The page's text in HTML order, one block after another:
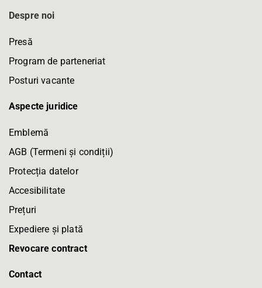
Despre noi
Presă
Program de parteneriat
Posturi vacante
Aspecte juridice
Emblemă
AGB (Termeni și condiții)
Protecția datelor
Accesibilitate
Prețuri
Expediere și plată
Revocare contract
Contact